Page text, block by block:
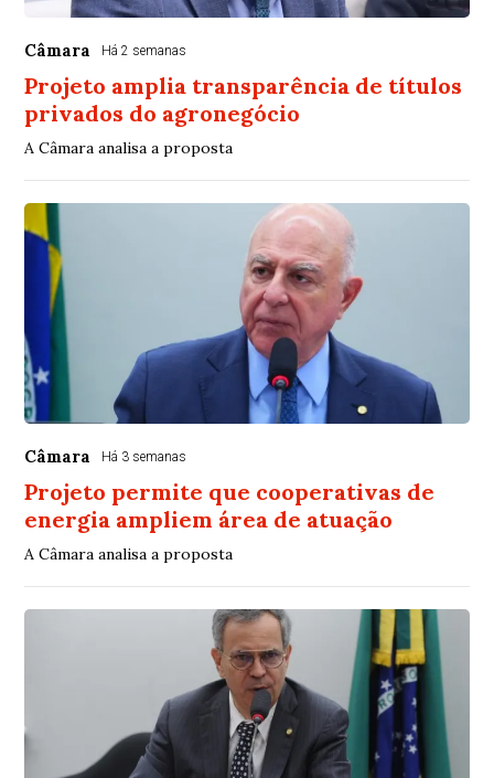
Câmara Há 2 semanas
Projeto amplia transparência de títulos
privados do agronegócio
A Câmara analisa a proposta
Câmara Há 3 semanas
Projeto permite que cooperativas de
energia ampliem área de atuação
A Câmara analisa a proposta